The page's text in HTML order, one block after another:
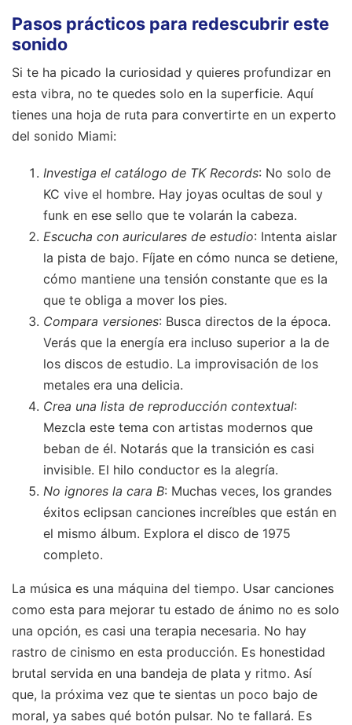
Pasos prácticos para redescubrir este
sonido
Si te ha picado la curiosidad y quieres profundizar en
esta vibra, no te quedes solo en la superficie. Aquí
tienes una hoja de ruta para convertirte en un experto
del sonido Miami:
Investiga el catálogo de TK Records: No solo de
KC vive el hombre. Hay joyas ocultas de soul y
funk en ese sello que te volarán la cabeza.
Escucha con auriculares de estudio: Intenta aislar
la pista de bajo. Fíjate en cómo nunca se detiene,
cómo mantiene una tensión constante que es la
que te obliga a mover los pies.
Compara versiones: Busca directos de la época.
Verás que la energía era incluso superior a la de
los discos de estudio. La improvisación de los
metales era una delicia.
Crea una lista de reproducción contextual:
Mezcla este tema con artistas modernos que
beban de él. Notarás que la transición es casi
invisible. El hilo conductor es la alegría.
No ignores la cara B: Muchas veces, los grandes
éxitos eclipsan canciones increíbles que están en
el mismo álbum. Explora el disco de 1975
completo.
La música es una máquina del tiempo. Usar canciones
como esta para mejorar tu estado de ánimo no es solo
una opción, es casi una terapia necesaria. No hay
rastro de cinismo en esta producción. Es honestidad
brutal servida en una bandeja de plata y ritmo. Así
que, la próxima vez que te sientas un poco bajo de
moral, ya sabes qué botón pulsar. No te fallará. Es